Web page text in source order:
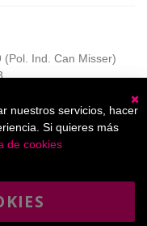
(Pol. Ind. Can Misser)
nuestros servicios, hacer
Si quieres más
de cookies